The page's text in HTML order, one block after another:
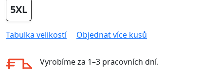
5XL
Tabulka velikostí Objednat více kusů
Vyrobíme za 1–3 pracovních dní.